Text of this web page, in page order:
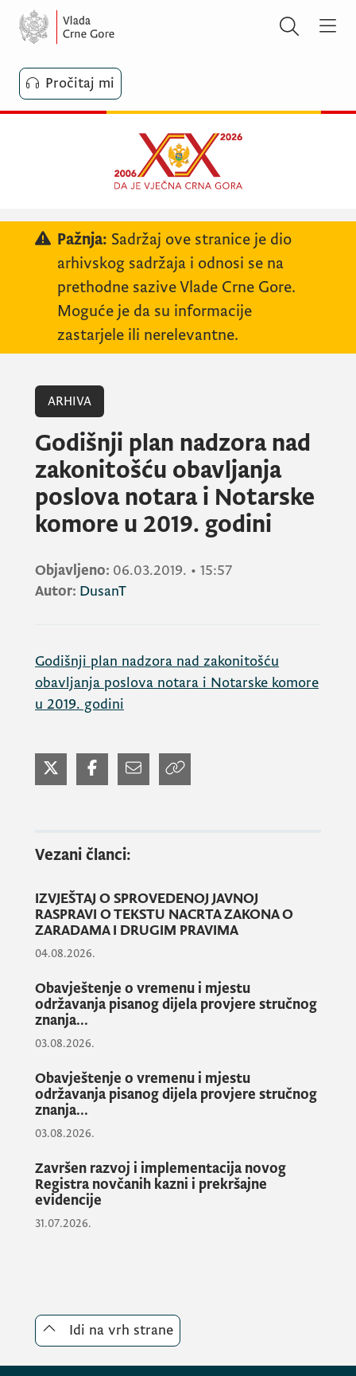
Pročitaj mi
Pažnja: Sadržaj ove stranice je dio
arhivskog sadržaja i odnosi se na
prethodne sazive Vlade Crne Gore.
Moguće je da su informacije
zastarjele ili nerelevantne.
ARHIVA
Godišnji plan nadzora nad
zakonitošću obavljanja
poslova notara i Notarske
komore u 2019. godini
Objavljeno: 06.03.2019. • 15:57
Autor: DusanT
Godišnji plan nadzora nad zakonitošću
obavljanja poslova notara i Notarske komore
u 2019. godini
Vezani članci:
IZVJEŠTAJ O SPROVEDENOJ JAVNOJ
RASPRAVI O TEKSTU NACRTA ZAKONA O
ZARADAMA I DRUGIM PRAVIMA
04.08.2026.
Obavještenje o vremenu i mjestu
održavanja pisanog dijela provjere stručnog
znanja...
03.08.2026.
Obavještenje o vremenu i mjestu
održavanja pisanog dijela provjere stručnog
znanja...
03.08.2026.
Završen razvoj i implementacija novog
Registra novčanih kazni i prekršajne
evidencije
31.07.2026.
Idi na vrh strane